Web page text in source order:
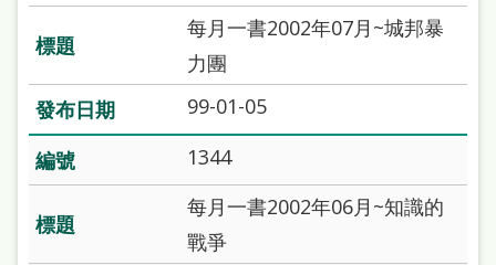
兒
童
版
常
見
答
每月一書2002年07月~城邦暴
力團
99-01-05
1344
每月一書2002年06月~知識的
戰爭